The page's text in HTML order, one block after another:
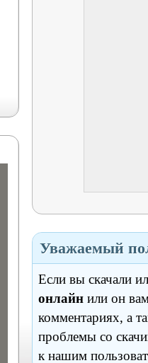
Уважаемый
Если вы скачали
онлайн или он
комментариях, а
проблемы со
к нашим